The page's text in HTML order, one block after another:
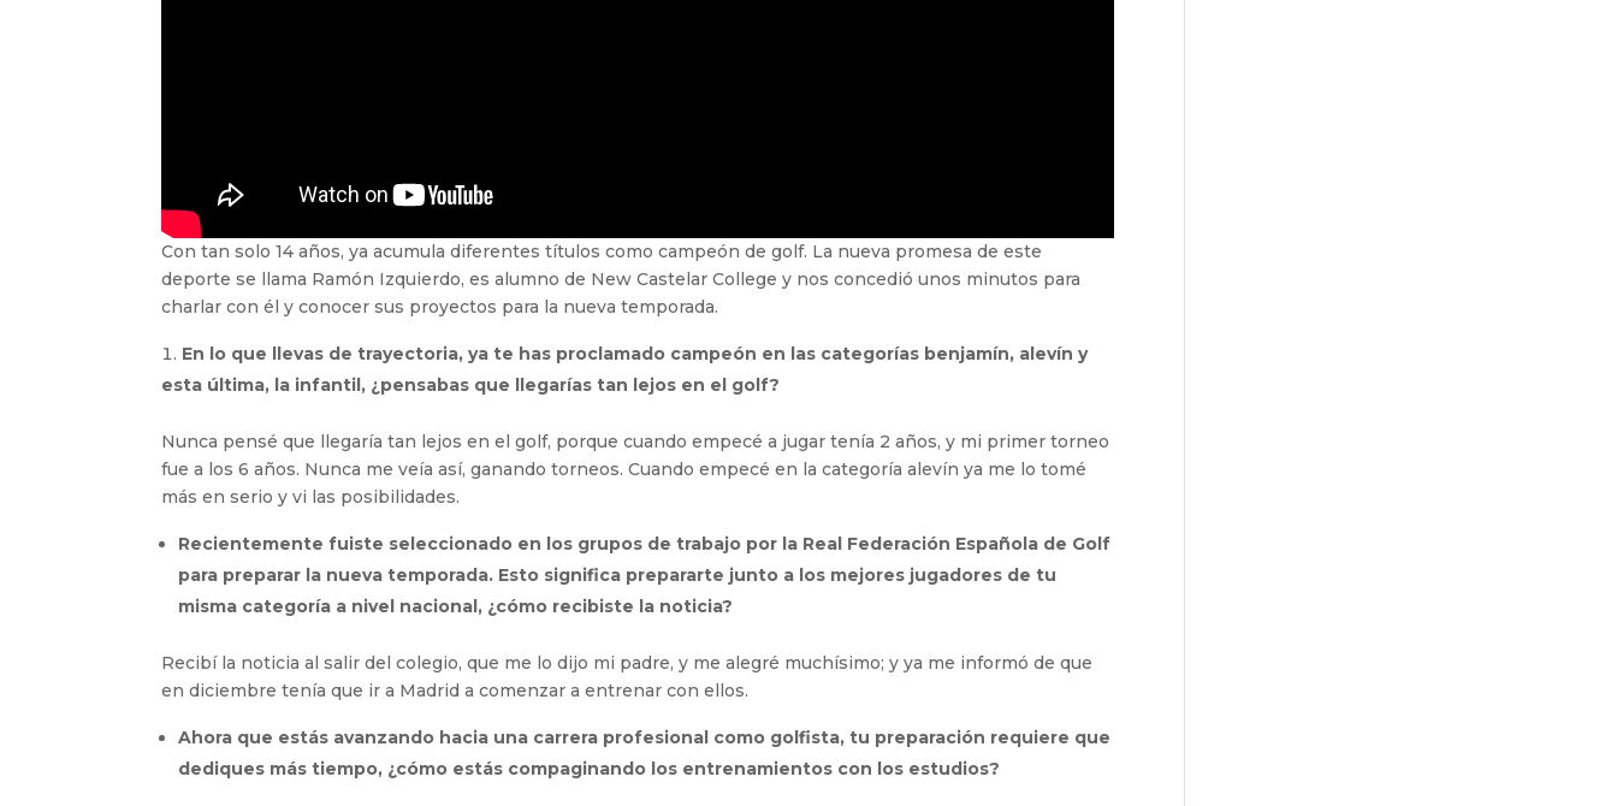
Con tan solo 14 años, ya acumula diferentes títulos como campeón de golf. La nueva promesa de este
deporte se llama Ramón Izquierdo, es alumno de New Castelar College y nos concedió unos minutos para
charlar con él y conocer sus proyectos para la nueva temporada.
En lo que llevas de trayectoria, ya te has proclamado campeón en las categorías benjamín, alevín y
esta última, la infantil, ¿pensabas que llegarías tan lejos en el golf?
Nunca pensé que llegaría tan lejos en el golf, porque cuando empecé a jugar tenía 2 años, y mi primer torneo
fue a los 6 años. Nunca me veía así, ganando torneos. Cuando empecé en la categoría alevín ya me lo tomé
más en serio y vi las posibilidades.
Recientemente fuiste seleccionado en los grupos de trabajo por la Real Federación Española de Golf
para preparar la nueva temporada. Esto significa prepararte junto a los mejores jugadores de tu
misma categoría a nivel nacional, ¿cómo recibiste la noticia?
Recibí la noticia al salir del colegio, que me lo dijo mi padre, y me alegré muchísimo; y ya me informó de que
en diciembre tenía que ir a Madrid a comenzar a entrenar con ellos.
Ahora que estás avanzando hacia una carrera profesional como golfista, tu preparación requiere que
dediques más tiempo, ¿cómo estás compaginando los entrenamientos con los estudios?